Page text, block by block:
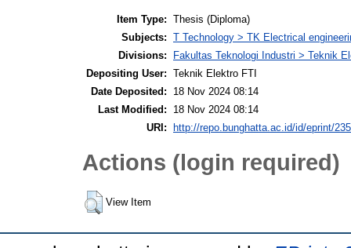
Item Type: Thesis (Diploma)
Subjects: T Technology > TK Electrical
Divisions:
Fakultas Teknologi Industri > Teknik
Depositing User: Teknik Elektro FTI
Date Deposited:
18 Nov 2024 08:14
Last Modified:
18 Nov 2024 08:14
URI:
http://repo.bunghatta.ac.id/id/eprint/
Actions (login required)
View Item